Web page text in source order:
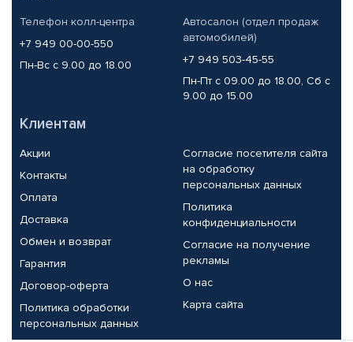
Телефон колл-центра
+7 949 00-00-550
Пн-Вс с 9.00 до 18.00
Автосалон (отдел продаж
автомобилей)
+7 949 503-45-55
Пн-Пт с 09.00 до 18.00, Сб с
9.00 до 15.00
Клиентам
Акции
Контакты
Оплата
Доставка
Обмен и возврат
Гарантия
Договор-оферта
Политика обработки
персональных данных
Согласие посетителя сайта
на обработку
персональных данных
Политика
конфиденциальности
Согласие на получение
рекламы
О нас
Карта сайта